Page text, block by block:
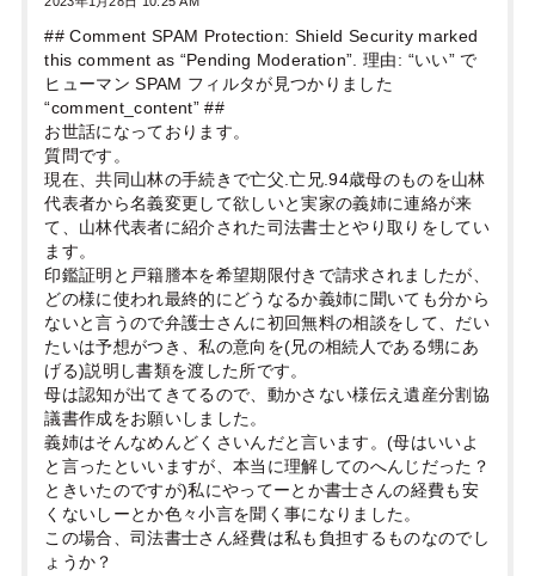
## Comment SPAM Protection: Shield Security marked
this comment as “Pending Moderation”. 理由: “いい” で
ヒューマン SPAM フィルタが見つかりました
“comment_content” ##
お世話になっております。
質問です。
現在、共同山林の手続きで亡父.亡兄.94歳母のものを山林
代表者から名義変更して欲しいと実家の義姉に連絡が来
て、山林代表者に紹介された司法書士とやり取りをしてい
ます。
印鑑証明と戸籍謄本を希望期限付きで請求されましたが、
どの様に使われ最終的にどうなるか義姉に聞いても分から
ないと言うので弁護士さんに初回無料の相談をして、だい
たいは予想がつき、私の意向を(兄の相続人である甥にあ
げる)説明し書類を渡した所です。
母は認知が出てきてるので、動かさない様伝え遺産分割協
議書作成をお願いしました。
義姉はそんなめんどくさいんだと言います。(母はいいよ
と言ったといいますが、本当に理解してのへんじだった？
ときいたのですが)私にやってーとか書士さんの経費も安
くないしーとか色々小言を聞く事になりました。
この場合、司法書士さん経費は私も負担するものなのでし
ょうか？